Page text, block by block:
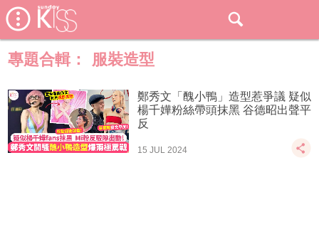
專題合輯： 服裝造型
鄭秀文「醜小鴨」造型惹爭議 疑似
楊千嬅粉絲帶頭抹黑 谷德昭出聲平
反
15 JUL 2024